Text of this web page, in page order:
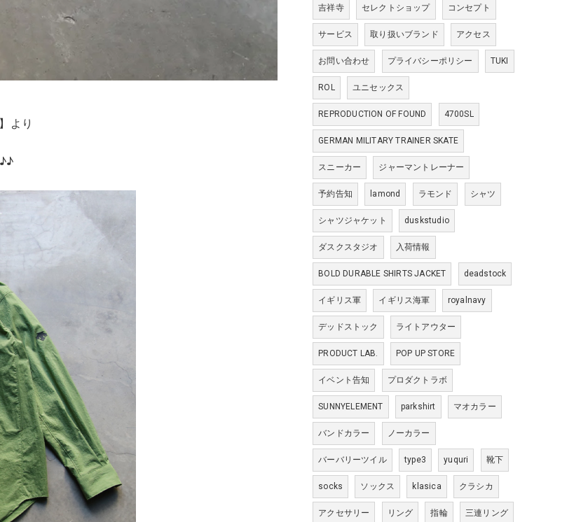
より
吉祥寺 セレクトショップ コンセプト
サービス 取り扱いブランド アクセス
お問い合わせ プライバシーポリシー TUKI
ROL ユニセックス
REPRODUCTION OF FOUND 4700SL
GERMAN MILITARY TRAINER SKATE
スニーカー ジャーマントレーナー
予約告知 lamond ラモンド シャツ
シャツジャケット duskstudio
ダスクスタジオ 入荷情報
BOLD DURABLE SHIRTS JACKET deadstock
イギリス軍 イギリス海軍 royalnavy
デッドストック ライトアウター
PRODUCT LAB. POP UP STORE
イベント告知 プロダクトラボ
SUNNYELEMENT parkshirt マオカラー
バンドカラー ノーカラー
バーバリーツイル type3 yuquri 靴下
socks ソックス klasica クラシカ
アクセサリー リング 指輪 三連リング